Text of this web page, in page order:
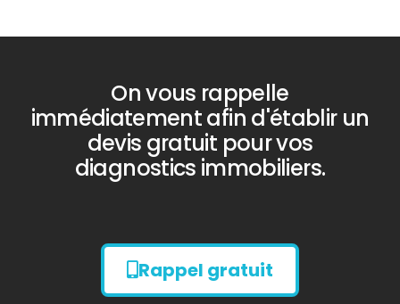
Diagnostic
AMIANTE
On vous rappelle
immédiatement afin d'établir un
devis gratuit pour vos
diagnostics immobiliers.
Rappel gratuit